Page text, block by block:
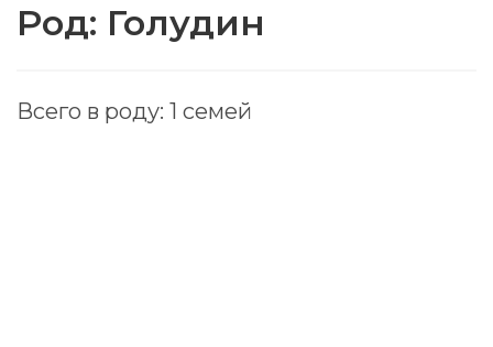
Род: Голудин
Всего в роду: 1 семей